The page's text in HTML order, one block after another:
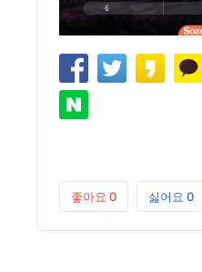
좋아요 0 싫어요 0